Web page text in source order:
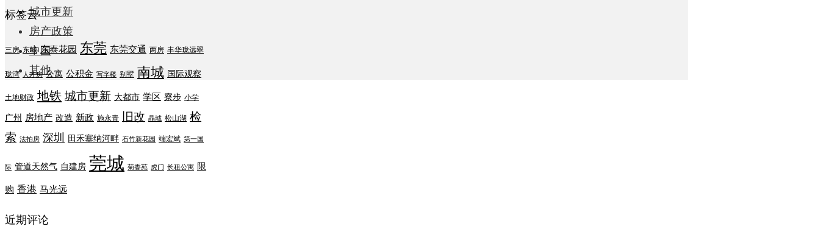
城市更新
房产政策
中国
其他
标签云
三房 东城 东泰花园 东莞 东莞交通 两房 丰华珑远翠
珑湾 人才房 公寓 公积金 写字楼 别墅 南城 国际观察
土地财政 地铁 城市更新 大都市 学区 寮步 小学
广州 房地产 改造 新政 施永青 旧改 晶城 松山湖 检
索 法拍房 深圳 田禾塞纳河畔 石竹新花园 端宏斌 第一国
际 管道天然气 自建房 莞城 菊香苑 虎门 长租公寓 限
购 香港 马光远
近期评论